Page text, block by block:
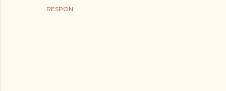
RESPON